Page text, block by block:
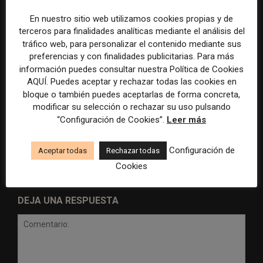
Radio Televisión Madrid
establece un sistema de
control para el uso de la
ADEPA crea un premio
especial para la mejor
cobertura periodística del
DEJA UNA RESPUESTA
En nuestro sitio web utilizamos cookies propias y de
terceros para finalidades analíticas mediante el análisis del
tráfico web, para personalizar el contenido mediante sus
preferencias y con finalidades publicitarias. Para más
información puedes consultar nuestra Política de Cookies
AQUÍ. Puedes aceptar y rechazar todas las cookies en
bloque o también puedes aceptarlas de forma concreta,
modificar su selección o rechazar su uso pulsando
“Configuración de Cookies”. Leer más
Aceptar todas Rechazar todas
Configuración de
Cookies